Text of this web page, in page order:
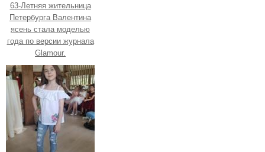
63-Летняя жительница
Петербурга Валентина
ясень стала моделью
года по версии журнала
Glamour.